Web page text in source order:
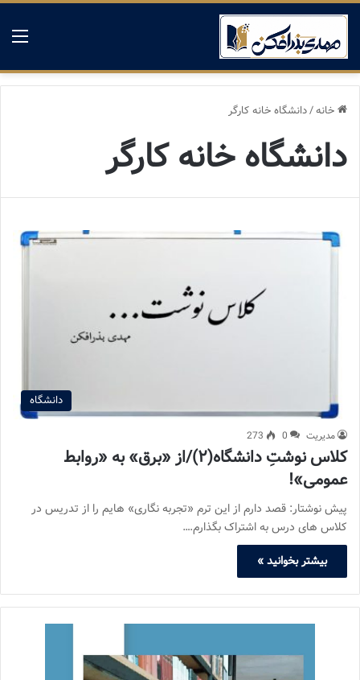
خانه/دانشگاه خانه کارگر
دانشگاه خانه کارگر
دانشگاه
مدیریت 0
273
کلاس نوشتِ دانشگاه(۲)/از «برق» به «روابط
عمومی»!
پیش نوشتار: قصد دارم از این ترم «تجربه نگاری» هایم را از تدریس در
کلاس های درس به اشتراک بگذارم.…
بیشتر بخوانید »